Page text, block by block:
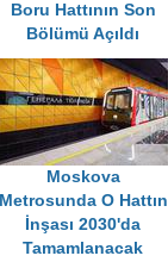
Boru Hattının Son
Bölümü Açıldı
Moskova
Metrosunda O Hattın
İnşası 2030'da
Tamamlanacak